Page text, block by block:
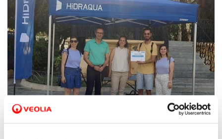
30 MAY 2022